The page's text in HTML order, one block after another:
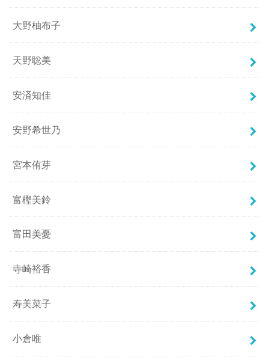
大野柚布子
天野聡美
安済知佳
安野希世乃
宮本侑芽
富樫美鈴
富田美憂
寺崎裕香
寿美菜子
小倉唯